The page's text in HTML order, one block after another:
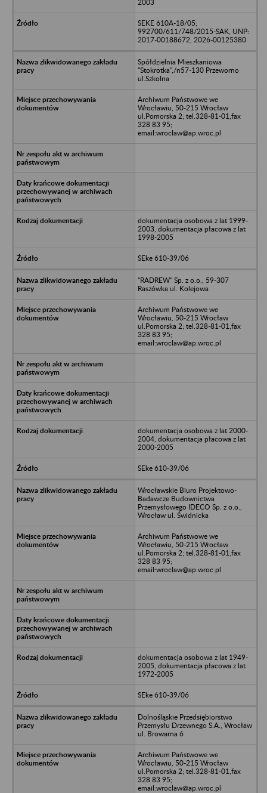
2003
SEKE 610A-18/05;
992700/611/748/2015-SAK, UNP:
2017-00188672, 2026-00125380
Spółdzielnia Mieszkaniowa
"Stokrotka",/n57-130 Przeworno
ul.Szkolna
Archiwum Państwowe we
Wrocławiu, 50-215 Wrocław
ul.Pomorska 2; tel.328-81-01,fax
328 83 95;
email:wroclaw@ap.wroc.pl
dokumentacja osobowa z lat 1999-
2003, dokumentacja płacowa z lat
1998-2005
SEke 610-39/06
"RADREW" Sp. z o.o., 59-307
Raszówka ul. Kolejowa
Archiwum Państwowe we
Wrocławiu, 50-215 Wrocław
ul.Pomorska 2; tel.328-81-01,fax
328 83 95;
email:wroclaw@ap.wroc.pl
dokumentacja osobowa z lat 2000-
2004, dokumentacja płacowa z lat
2000-2005
SEke 610-39/06
Wrocławskie Biuro Projektowo-
Badawcze Budownictwa
Przemysłowego IDECO Sp. z o.o.,
Wrocław ul. Świdnicka
Archiwum Państwowe we
Wrocławiu, 50-215 Wrocław
ul.Pomorska 2; tel.328-81-01,fax
328 83 95;
email:wroclaw@ap.wroc.pl
dokumentacja osobowa z lat 1949-
2005, dokumentacja płacowa z lat
1972-2005
SEke 610-39/06
Dolnośląskie Przedsiębiorstwo
Przemysłu Drzewnego S.A., Wrocław
ul. Browarna 6
Archiwum Państwowe we
Wrocławiu, 50-215 Wrocław
ul.Pomorska 2; tel.328-81-01,fax
328 83 95;
email:wroclaw@ap.wroc.pl